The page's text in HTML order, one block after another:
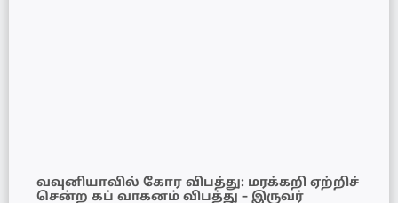
வவுனியாவில் கோர விபத்து: மரக்கறி ஏற்றிச்
சென்ற கப் வாகனம் விபத்து – இருவர்